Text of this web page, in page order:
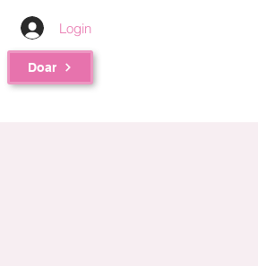
Login
Doar